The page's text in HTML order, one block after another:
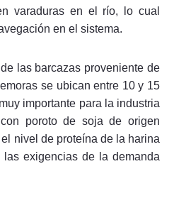
varaduras en el río, lo cual
en el sistema.
las barcazas proveniente de
se ubican entre 10 y 15
importante para la industria
poroto de soja de origen
nivel de proteína de la harina
exigencias de la demanda